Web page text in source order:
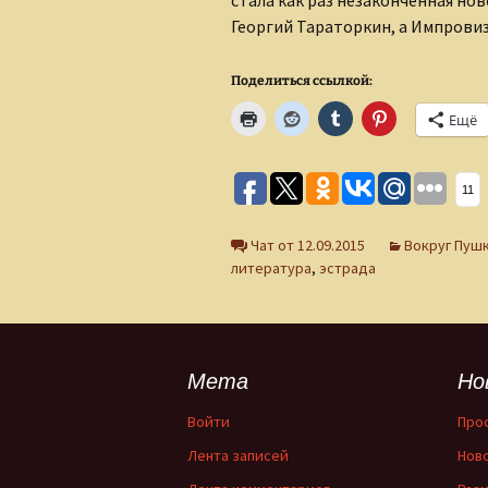
Георгий Тараторкин, а
Поделиться ссылкой:
Ещё
11
Чат от 12.09.2015 Вокруг
литература, эстрада
Мета
Войти
Лента записей